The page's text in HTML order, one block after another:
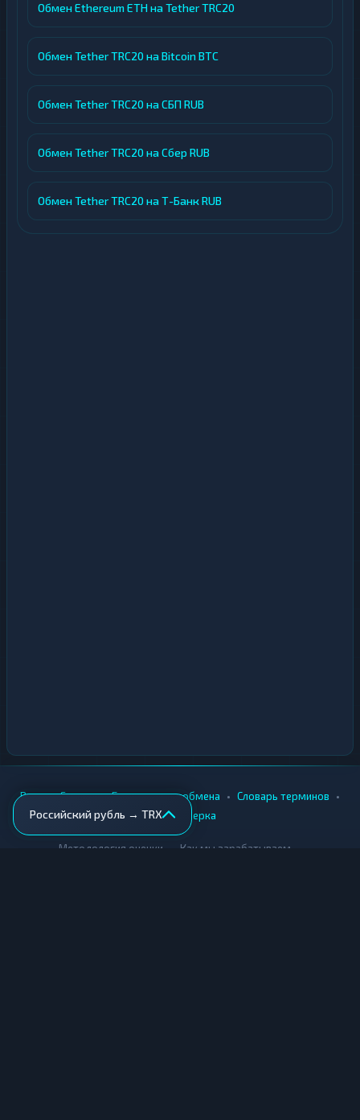
Обмен Ethereum ETH на Tether TRC20
Обмен Tether TRC20 на Bitcoin BTC
Обмен Tether TRC20 на СБП RUB
Обмен Tether TRC20 на Сбер RUB
Обмен Tether TRC20 на Т-Банк RUB
Российский рубль → TRX
Вики • Города • Безопасность обмена • Словарь терминов •
AML-проверка
Методология оценки Как мы зарабатываем